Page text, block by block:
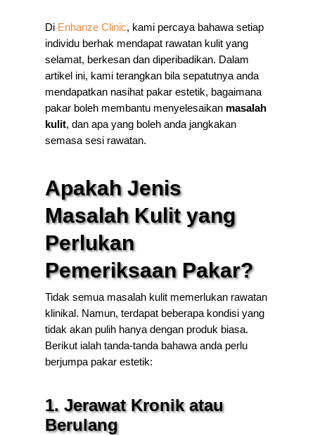
Di Enhanze Clinic, kami percaya bahawa setiap
individu berhak mendapat rawatan kulit yang
selamat, berkesan dan diperibadikan. Dalam
artikel ini, kami terangkan bila sepatutnya anda
mendapatkan nasihat pakar estetik, bagaimana
pakar boleh membantu menyelesaikan masalah
kulit, dan apa yang boleh anda jangkakan
semasa sesi rawatan.
Apakah Jenis
Masalah Kulit yang
Perlukan
Pemeriksaan Pakar?
Tidak semua masalah kulit memerlukan rawatan
klinikal. Namun, terdapat beberapa kondisi yang
tidak akan pulih hanya dengan produk biasa.
Berikut ialah tanda-tanda bahawa anda perlu
berjumpa pakar estetik:
1. Jerawat Kronik atau
Berulang